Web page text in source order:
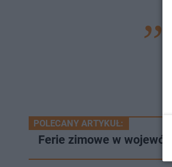
POLECANY ARTYKUŁ:
Ferie zimowe w